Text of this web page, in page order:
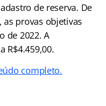
de reserva. De
provas objetivas
de 2022. A
R$4.459,00.
completo.